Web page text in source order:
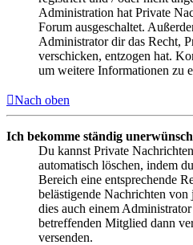
Administration hat Private
Forum ausgeschaltet.
Administrator dir das Recht,
verschicken, entzogen hat.
um weitere Informationen zu
Nach oben
Ich bekomme ständig
Du kannst Private
automatisch löschen, indem
Bereich eine entsprechende
belästigende Nachrichten von
dies auch einem
betreffenden Mitglied dann
versenden.